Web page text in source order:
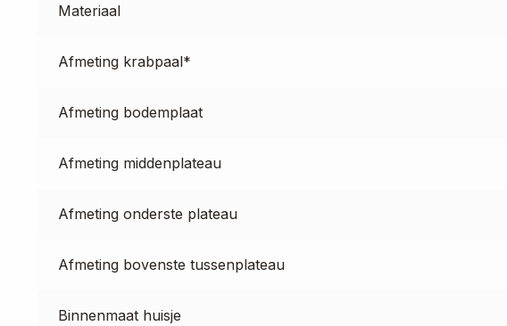
Materiaal
Afmeting krabpaal*
Afmeting bodemplaat
Afmeting middenplateau
Afmeting onderste plateau
Afmeting bovenste tussenplateau
Binnenmaat huisje